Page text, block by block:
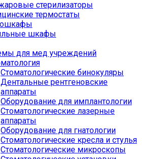
стерилизаторы
термостаты
шкафы
для мед учреждений
Стоматологические бинокуляры
Дентальные рентгеновские
аппараты
Оборудование для имплантологии
Стоматологические лазерные
аппараты
Оборудование для гнатологии
Стоматологические кресла и стулья
Стоматологические микроскопы